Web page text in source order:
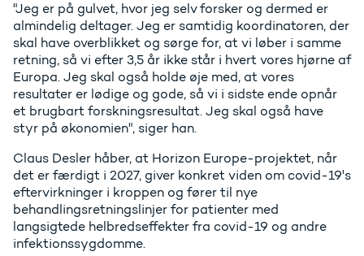
"Jeg er på gulvet, hvor jeg selv forsker og dermed er
almindelig deltager. Jeg er samtidig koordinatoren, der
skal have overblikket og sørge for, at vi løber i samme
retning, så vi efter 3,5 år ikke står i hvert vores hjørne af
Europa. Jeg skal også holde øje med, at vores
resultater er lødige og gode, så vi i sidste ende opnår
et brugbart forskningsresultat. Jeg skal også have
styr på økonomien", siger han.
Claus Desler håber, at Horizon Europe-projektet, når
det er færdigt i 2027, giver konkret viden om covid-19's
eftervirkninger i kroppen og fører til nye
behandlingsretningslinjer for patienter med
langsigtede helbredseffekter fra covid-19 og andre
infektionssygdomme.